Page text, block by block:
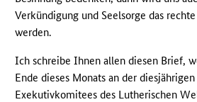
Verkündigung und Seelsorge das
werden.
Ich schreibe Ihnen allen diesen Brief,
Ende dieses Monats an der
Exekutivkomitees des Lutherischen